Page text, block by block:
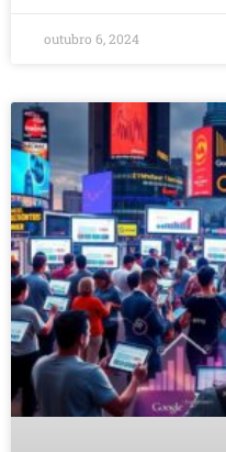
outubro 6, 2024